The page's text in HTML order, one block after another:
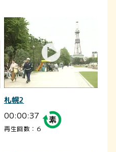
札幌2
00:00:37
再生回数：6